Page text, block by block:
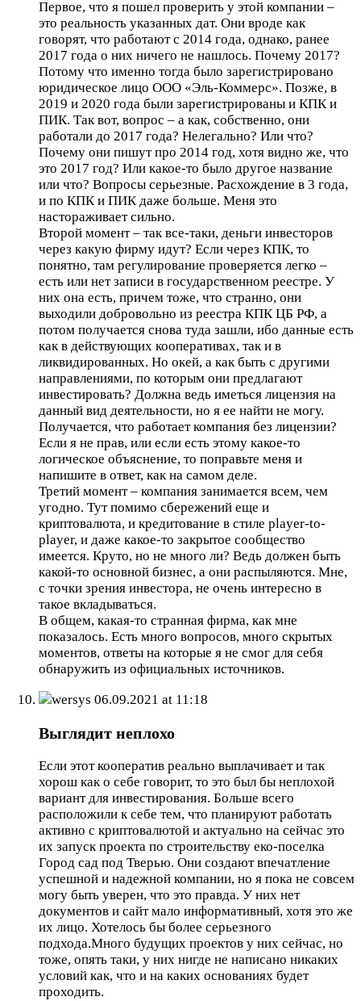
Первое, что я пошел проверить у этой компании –
это реальность указанных дат. Они вроде как
говорят, что работают с 2014 года, однако, ранее
2017 года о них ничего не нашлось. Почему 2017?
Потому что именно тогда было зарегистрировано
юридическое лицо ООО «Эль-Коммерс». Позже, в
2019 и 2020 года были зарегистрированы и КПК и
ПИК. Так вот, вопрос – а как, собственно, они
работали до 2017 года? Нелегально? Или что?
Почему они пишут про 2014 год, хотя видно же, что
это 2017 год? Или какое-то было другое название
или что? Вопросы серьезные. Расхождение в 3 года,
и по КПК и ПИК даже больше. Меня это
настораживает сильно.
Второй момент – так все-таки, деньги инвесторов
через какую фирму идут? Если через КПК, то
понятно, там регулирование проверяется легко –
есть или нет записи в государственном реестре. У
них она есть, причем тоже, что странно, они
выходили добровольно из реестра КПК ЦБ РФ, а
потом получается снова туда зашли, ибо данные есть
как в действующих кооперативах, так и в
ликвидированных. Но окей, а как быть с другими
направлениями, по которым они предлагают
инвестировать? Должна ведь иметься лицензия на
данный вид деятельности, но я ее найти не могу.
Получается, что работает компания без лицензии?
Если я не прав, или если есть этому какое-то
логическое объяснение, то поправьте меня и
напишите в ответ, как на самом деле.
Третий момент – компания занимается всем, чем
угодно. Тут помимо сбережений еще и
криптовалюта, и кредитование в стиле player-to-
player, и даже какое-то закрытое сообщество
имеется. Круто, но не много ли? Ведь должен быть
какой-то основной бизнес, а они распыляются. Мне,
с точки зрения инвестора, не очень интересно в
такое вкладываться.
В общем, какая-то странная фирма, как мне
показалось. Есть много вопросов, много скрытых
моментов, ответы на которые я не смог для себя
обнаружить из официальных источников.
wersys 06.09.2021 at 11:18
Выглядит неплохо
Если этот кооператив реально выплачивает и так
хорош как о себе говорит, то это был бы неплохой
вариант для инвестирования. Больше всего
расположили к себе тем, что планируют работать
активно с криптовалютой и актуально на сейчас это
их запуск проекта по строительству еко-поселка
Город сад под Тверью. Они создают впечатление
успешной и надежной компании, но я пока не совсем
могу быть уверен, что это правда. У них нет
документов и сайт мало информативный, хотя это же
их лицо. Хотелось бы более серьезного
подхода.Много будущих проектов у них сейчас, но
тоже, опять таки, у них нигде не написано никаких
условий как, что и на каких основаниях будет
проходить.